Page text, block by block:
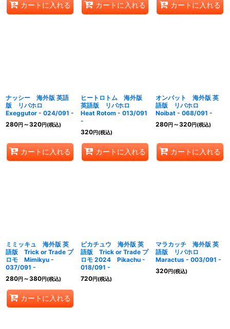
カートに入れる カートに入れる カートに入れる
ナッシー 海外版 英語
版 リバホロ
Exeggutor - 024/091 -
280円～320円(税込)
カートに入れる
ヒートロトム 海外版
英語版 リバホロ
Heat Rotom - 013/091
-
320円(税込)
カートに入れる
オンバット 海外版 英
語版 リバホロ
Noibat - 068/091 -
280円～320円(税込)
カートに入れる
ミミッキュ 海外版 英
語版 Trick or Trade プ
ロモ Mimikyu -
037/091 -
280円～380円(税込)
カートに入れる
ピカチュウ 海外版 英
語版 Trick or Trade プ
ロモ 2024 Pikachu -
018/091 -
720円(税込)
マラカッチ 海外版 英
語版 リバホロ
Maractus - 003/091 -
320円(税込)